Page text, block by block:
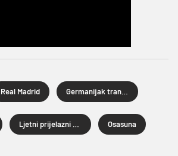
Real Madrid
Osasuna